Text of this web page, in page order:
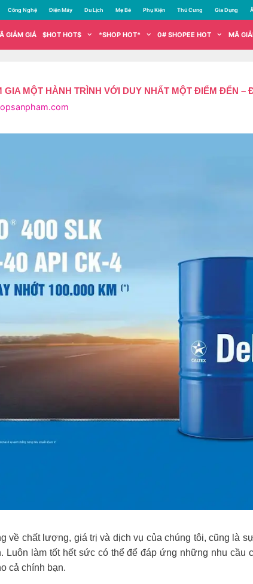
Công Nghệ Điện Máy Du Lịch Mẹ Bé Phụ Kiện Thú Cưng Gia Dụng
GIẢM GIÁ $HOT HOT$ *SHOP HOT* 0# SHOPEE HOT MÃ
GIA MỘT HÀNH TRÌNH VỚI DUY NHẤT MỘT ĐIỂM ĐẾN
về chất lượng, giá trị và dịch vụ của chúng tôi, cũng là
Luôn làm tốt hết sức có thể để đáp ứng những nhu
cả chính bạn.